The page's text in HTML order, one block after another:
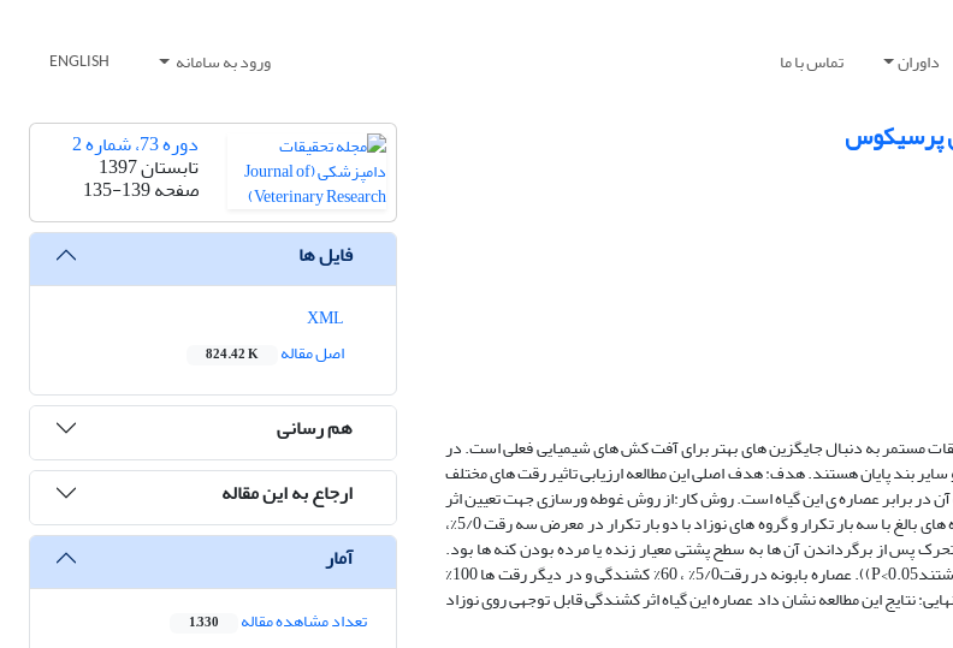
داوران تماس با ما ورود به سامانه ENGLISH
پرسیکوس
مستمر به دنبال جایگزین های بهتر برای آفت کش های شیمیایی فعلی است. در
بند پایان هستند. هدف: هدف اصلی این مطالعه ارزیابی تاثیر رقت های مختلف
در برابر عصاره ی این گیاه است. روش کار:از روش غوطه ورسازی جهت تعیین اثر
بخشی عصاره بر روی مراحل نوزاد و بالغ کنه آرگاس پرسیکوس استفاده گردید. برای این منظور گروه های بالغ با سه بار تکرار و گروه های نوزاد با دو بار تکرار در معرض سه رقت 5/0%،
درعصاره بابونه استفاده شد. عدم تحرک پس از برگرداندن آن ها به سطح پشتی معیار زنده یا مرده بودن کنه ها بود.
نتـایـج: عصاره گیاه مذکور در نوزاد کنه ها تاثیر ضد کنه ای قابل توجهی در مقایسه با گروه شاهد داشتندP<0.05)). عصاره بابونه در رقت5/0% ، 60% کشندگی و در دیگر رقت ها 100%
کنه بالغ این تاثیر در هر دو عصاره 0% بود. نتیجـه‌گیـری نهایی: نتایج این مطالعه نشان داد عصاره این گیاه اثر کشندگی قابل توجهی روی نوزاد
دوره 73، شماره 2
تابستان 1397
صفحه135-139
فایل ها
اصل مقاله
824.42 K
هم رسانی
ارجاع به این مقاله
آمار
تعداد مشاهده مقاله 1,330